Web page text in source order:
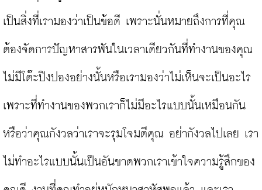
เป็นสิ่งที่เรามองว่าเป็นข้อดี เพราะนั่นหมายถึงการที่คุณ
ต้องจัดการปัญหาสารพันในเวลาเดียวกันที่ทำงานของคุณ
ไม่มีโต๊ะปิงปองอย่างนั้นหรือเรามองว่าไม่เห็นจะเป็นอะไร
เพราะที่ทำงานของพวกเราก็ไม่มีอะไรแบบนั้นเหมือนกัน
หรือว่าคุณกังวลว่าเราจะรุมโจมตีคุณ อย่ากังวลไปเลย เรา
ไม่ทำอะไรแบบนั้นเป็นอันขาดพวกเราเข้าใจความรู้สึกของ